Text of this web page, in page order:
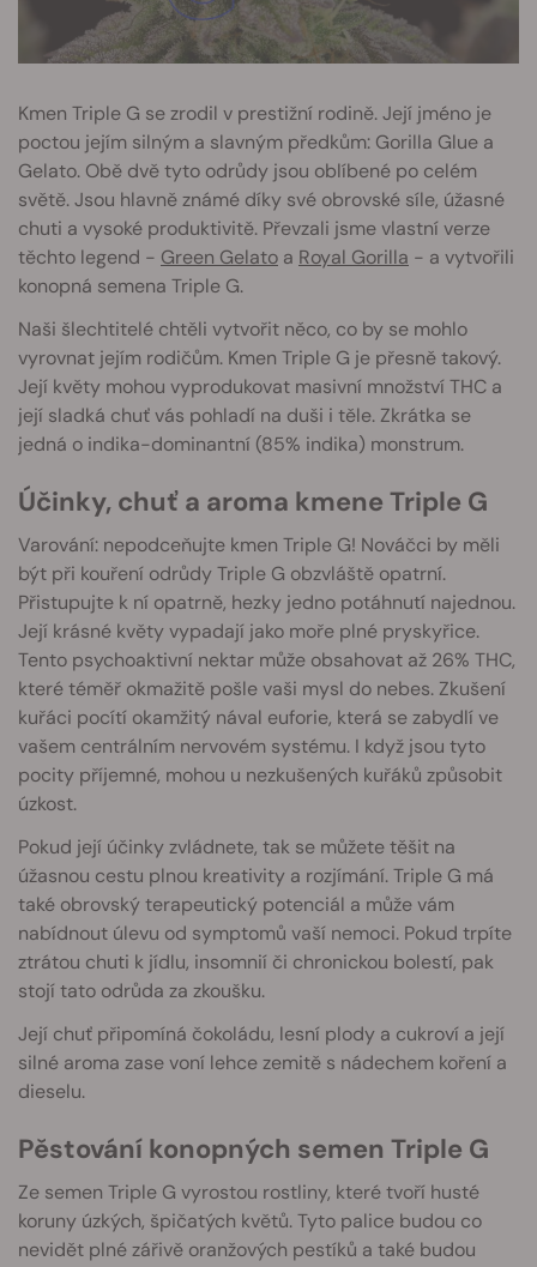
Kmen Triple G se zrodil v prestižní rodině. Její jméno je
poctou jejím silným a slavným předkům: Gorilla Glue a
Gelato. Obě dvě tyto odrůdy jsou oblíbené po celém
světě. Jsou hlavně známé díky své obrovské síle, úžasné
chuti a vysoké produktivitě. Převzali jsme vlastní verze
těchto legend - Green Gelato a Royal Gorilla - a vytvořili
konopná semena Triple G.
Naši šlechtitelé chtěli vytvořit něco, co by se mohlo
vyrovnat jejím rodičům. Kmen Triple G je přesně takový.
Její květy mohou vyprodukovat masivní množství THC a
její sladká chuť vás pohladí na duši i těle. Zkrátka se
jedná o indika-dominantní (85% indika) monstrum.
Účinky, chuť a aroma kmene Triple G
Varování: nepodceňujte kmen Triple G! Nováčci by měli
být při kouření odrůdy Triple G obzvláště opatrní.
Přistupujte k ní opatrně, hezky jedno potáhnutí najednou.
Její krásné květy vypadají jako moře plné pryskyřice.
Tento psychoaktivní nektar může obsahovat až 26% THC,
které téměř okmažitě pošle vaši mysl do nebes. Zkušení
kuřáci pocítí okamžitý nával euforie, která se zabydlí ve
vašem centrálním nervovém systému. I když jsou tyto
pocity příjemné, mohou u nezkušených kuřáků způsobit
úzkost.
Pokud její účinky zvládnete, tak se můžete těšit na
úžasnou cestu plnou kreativity a rozjímání. Triple G má
také obrovský terapeutický potenciál a může vám
nabídnout úlevu od symptomů vaší nemoci. Pokud trpíte
ztrátou chuti k jídlu, insomnií či chronickou bolestí, pak
stojí tato odrůda za zkoušku.
Její chuť připomíná čokoládu, lesní plody a cukroví a její
silné aroma zase voní lehce zemitě s nádechem koření a
dieselu.
Pěstování konopných semen Triple G
Ze semen Triple G vyrostou rostliny, které tvoří husté
koruny úzkých, špičatých květů. Tyto palice budou co
nevidět plné zářivě oranžových pestíků a také budou